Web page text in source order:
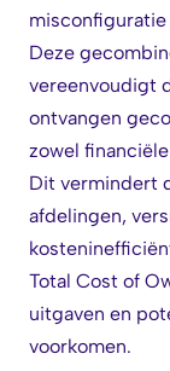
Deze
vereenvoudigt
ontvangen
zowel
Dit vermindert
afdelingen,
Total Cost of
uitgaven en
voorkomen.